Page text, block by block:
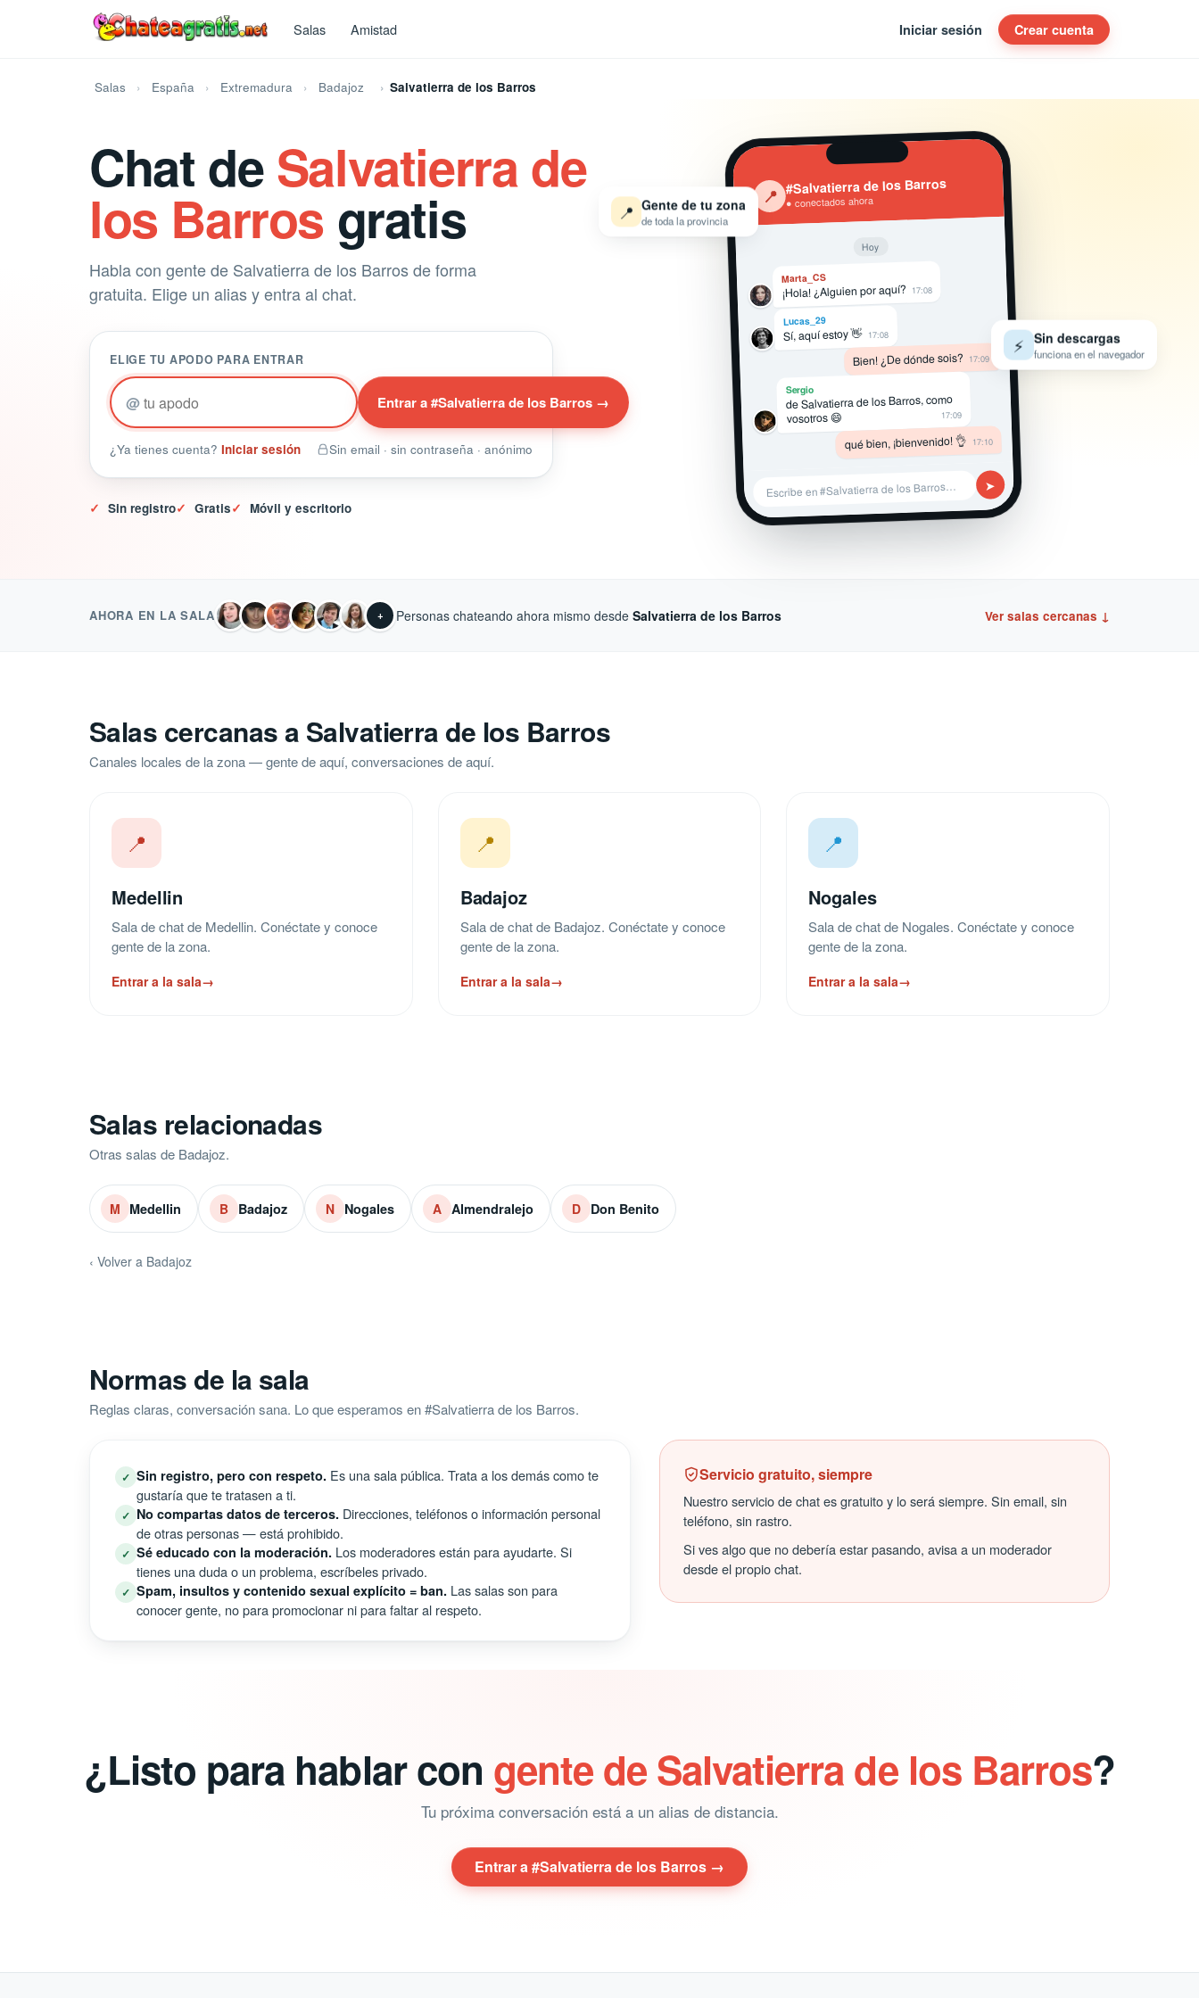
Salas Amistad Iniciar sesión Crear cuenta
Salas España Extremadura Badajoz Salvatierra de los Barros
Chat deSalvatierra de
los Barros gratis
Habla con gente de Salvatierra de los Barros de forma
gratuita. Elige un alias y entra al chat.
ELIGE TU APODO PARA ENTRAR
@ Entrar a #Salvatierra de los Barros →
¿Ya tienes cuenta? Iniciar sesión Sin email · sin contraseña · anónimo
✓ Sin registro✓ Gratis✓ Móvil y escritorio
‹ 📍 #Salvatierra de los Barros
● conectados ahora
Hoy
Marta_CS
¡Hola! ¿Alguien por aquí? 17:08
Lucas_29
Sí, aquí estoy 👋 17:08
Bien! ¿De dónde sois? 17:09
Sergio
de Salvatierra de los Barros, como
vosotros 😄 17:09
qué bien, ¡bienvenido! 👌 17:10
Escribe en #Salvatierra de los Barros… ➤
📍 Gente de tu zona
de toda la provincia
⚡ Sin descargas
funciona en el navegador
AHORA EN LA SALA + Personas chateando ahora mismo desdeSalvatierra de los Barros Ver salas cercanas ↓
Salas cercanas a Salvatierra de los Barros
Canales locales de la zona — gente de aquí, conversaciones de aquí.
📍
Medellin
Sala de chat de Medellin. Conéctate y conoce
gente de la zona.
Entrar a la sala→
📍
Badajoz
Sala de chat de Badajoz. Conéctate y conoce
gente de la zona.
Entrar a la sala→
📍
Nogales
Sala de chat de Nogales. Conéctate y conoce
gente de la zona.
Entrar a la sala→
Salas relacionadas
Otras salas de Badajoz.
M Medellin B Badajoz N Nogales A Almendralejo D Don Benito
‹ Volver a Badajoz
Normas de la sala
Reglas claras, conversación sana. Lo que esperamos en #Salvatierra de los Barros.
✓ Sin registro, pero con respeto. Es una sala pública. Trata a los demás como te
gustaría que te tratasen a ti.
✓ No compartas datos de terceros. Direcciones, teléfonos o información personal
de otras personas — está prohibido.
✓ Sé educado con la moderación. Los moderadores están para ayudarte. Si
tienes una duda o un problema, escríbeles privado.
✓ Spam, insultos y contenido sexual explícito = ban. Las salas son para
conocer gente, no para promocionar ni para faltar al respeto.
Servicio gratuito, siempre
Nuestro servicio de chat es gratuito y lo será siempre. Sin email, sin
teléfono, sin rastro.
Si ves algo que no debería estar pasando, avisa a un moderador
desde el propio chat.
¿Listo para hablar con gente de Salvatierra de los Barros?
Tu próxima conversación está a un alias de distancia.
Entrar a #Salvatierra de los Barros →